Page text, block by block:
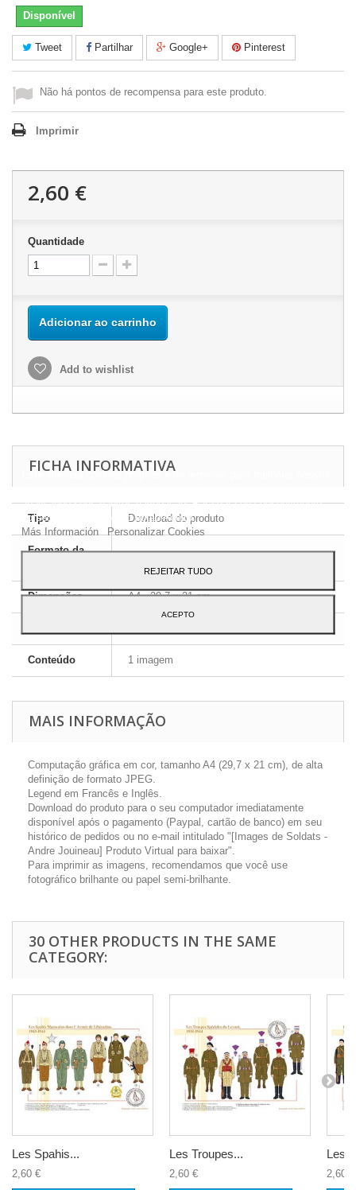
Disponível
Tweet Partilhar Google+ Pinterest
Não há pontos de recompensa para este produto.
Imprimir
2,60 €
Quantidade
Adicionar ao carrinho
Add to wishlist
FICHA INFORMATIVA
Tipo Download do produto
Formato da
Dimensões A4 - 29,7 x 21 cm
Conteúdo 1 imagem
MAIS INFORMAÇÃO
Computação gráfica em cor, tamanho A4 (29,7 x 21 cm), de alta
definição de formato JPEG.
Legend em Francês e Inglês.
Download do produto para o seu computador imediatamente
disponível após o pagamento (Paypal, cartão de banco) em seu
histórico de pedidos ou no e-mail intitulado "[Images de Soldats -
Andre Jouineau] Produto Virtual para baixar".
Para imprimir as imagens, recomendamos que você use
fotográfico brilhante ou papel semi-brilhante.
30 OTHER PRODUCTS IN THE SAME
CATEGORY:
Les Spahis...
2,60 €
Les Troupes...
2,60 €
Les
2,60 €
Este site usa cookies próprios e de terceiros para melhorar nossos
analisando seus hábitos navegação. Para dar seu consentimento
ao seu uso, pressione o botão Aceito.
Más Información
Personalizar Cookies
REJEITAR TUDO
ACEPTO